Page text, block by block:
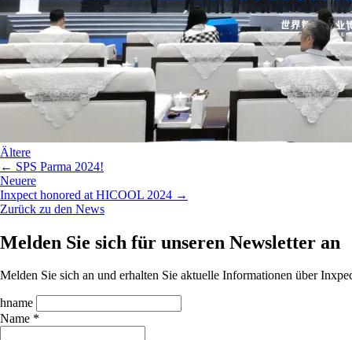
Ältere
← SPS Parma 2024!
Neuere
Inxpect honored at HICOOL 2024 →
Zurück zu den News
Melden Sie sich für unseren Newsletter an
Melden Sie sich an und erhalten Sie aktuelle Informationen über
hname
Name *